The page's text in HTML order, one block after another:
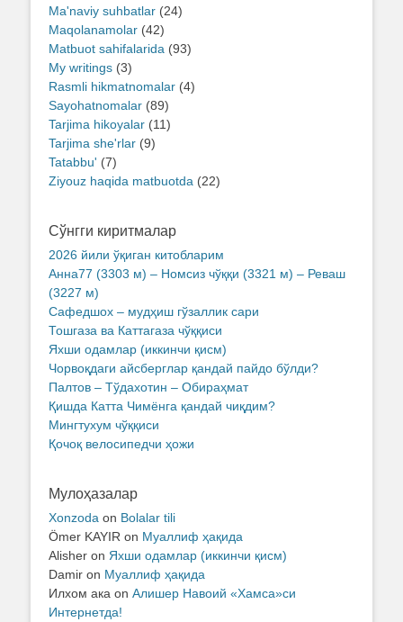
Ma'naviy suhbatlar (24)
Maqolanamolar (42)
Matbuot sahifalarida (93)
My writings (3)
Rasmli hikmatnomalar (4)
Sayohatnomalar (89)
Tarjima hikoyalar (11)
Tarjima she'rlar (9)
Tatabbu' (7)
Ziyouz haqida matbuotda (22)
Сўнгги киритмалар
2026 йили ўқиган китобларим
Анна77 (3303 м) – Номсиз чўққи (3321 м) – Реваш
(3227 м)
Сафедшох – мудҳиш гўзаллик сари
Тошгаза ва Каттагаза чўққиси
Яхши одамлар (иккинчи қисм)
Чорвоқдаги айсберглар қандай пайдо бўлди?
Палтов – Тўдахотин – Обираҳмат
Қишда Катта Чимёнга қандай чиқдим?
Мингтухум чўққиси
Қочоқ велосипедчи ҳожи
Мулоҳазалар
Xonzoda on Bolalar tili
Ömer KAYIR on Муаллиф ҳақида
Alisher on Яхши одамлар (иккинчи қисм)
Damir on Муаллиф ҳақида
Илхом ака on Алишер Навоий «Хамса»си
Интернетда!